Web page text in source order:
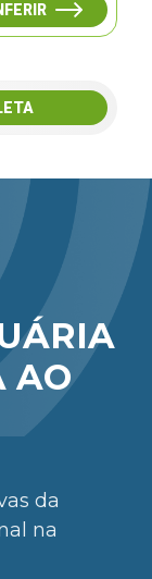
AO
da
na